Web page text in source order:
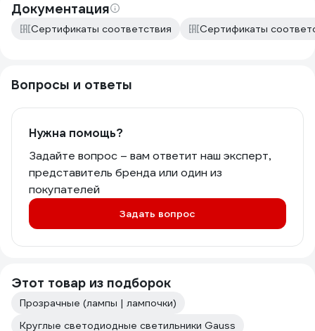
Документация
Сертификаты соответствия Сертификаты
Вопросы и ответы
Нужна помощь?
Задайте вопрос – вам ответит наш эксперт,
представитель бренда или один из
покупателей
Задать вопрос
Этот товар из подборок
Прозрачные (лампы | лампочки)
Круглые светодиодные светильники Gauss